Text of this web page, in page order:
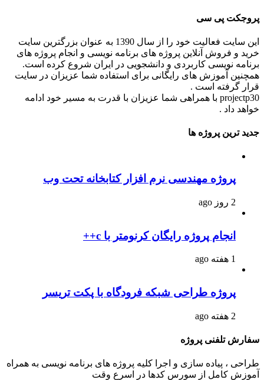
پروجکت پی سی
این سایت فعالیت خود را از سال 1390 به عنوان بزرگترین سایت
خرید و فروش آنلاین پروژه های برنامه نویسی و انجام پروژه های
برنامه نویسی کاربردی و دانشجویی در ایران شروع کرده است.
همچنین آموزش های رایگانی برای استفاده شما عزیزان در سایت
قرار گرفته است .
projectp30 با همراهی شما عزیزان با قدرت به مسیر خود ادامه
خواهد داد .
جدید ترین پروژه ها
پروژه مهندسی نرم افزار کتابخانه تحت وب
2 روز ago
انجام پروژه رایگان کرنومتر با c++
1 هفته ago
پروژه طراحی شبکه فرودگاه با پکت تریسر
2 هفته ago
سفارش تلفنی پروژه
طراحی ، پیاده سازی و اجرا کلیه پروژه های برنامه نویسی به همراه
آموزش کامل از سورس کدها در اسرع وقت